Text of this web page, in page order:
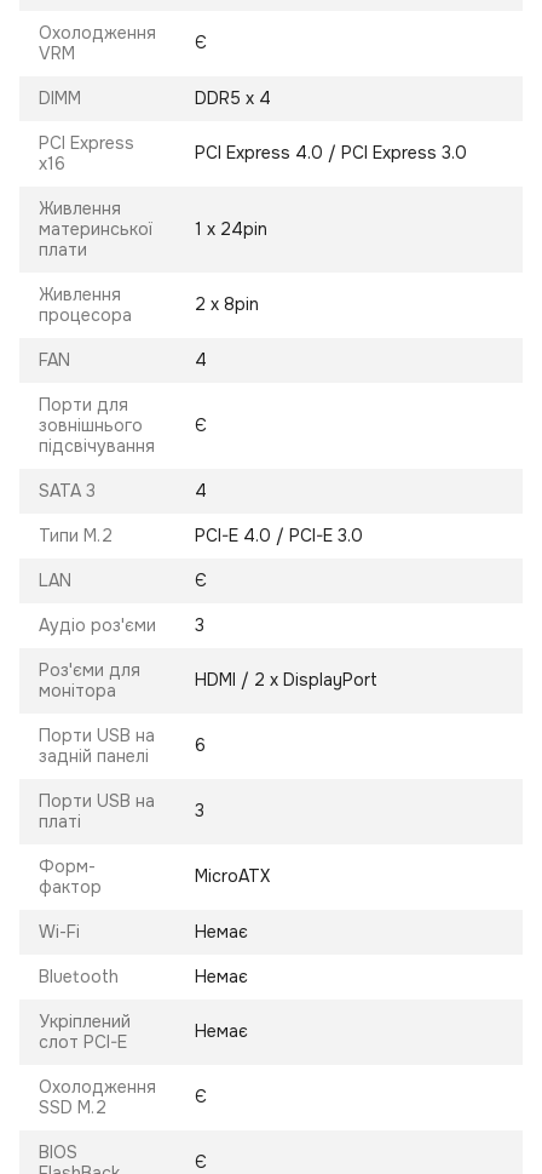
Охолодження
VRM
Є
DIMM DDR5 x 4
PCI Express
x16
PCI Express 4.0 / PCI Express 3.0
Живлення
материнської
плати
1 х 24pin
Живлення
процесора
2 х 8pin
FAN 4
Порти для
зовнішнього
підсвічування
Є
SATA 3 4
Типи M.2 PCI-E 4.0 / PCI-E 3.0
LAN Є
Аудіо роз'єми 3
Роз'єми для
монітора
HDMI / 2 х DisplayPort
Порти USB на
задній панелі
6
Порти USB на
платі
3
Форм-
фактор
MicroATX
Wi-Fi Немає
Bluetooth Немає
Укріплений
слот PCI-E
Немає
Охолодження
SSD M.2
Є
BIOS
Є